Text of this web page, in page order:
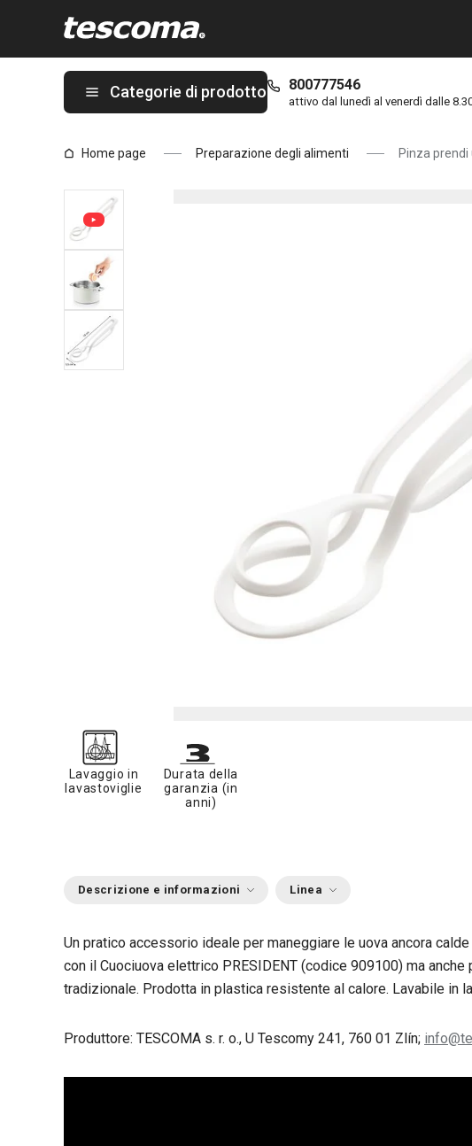
Categorie di prodotto 800777546
attivo dal lunedì al venerdì dalle
Home page Preparazione degli alimenti Pinza prendi
Lavaggio in
lavastoviglie
Durata della
garanzia (in
anni)
Descrizione e informazioni Linea
Un pratico accessorio ideale per maneggiare le uova ancora
con il Cuociuova elettrico PRESIDENT (codice 909100) ma anche
tradizionale. Prodotta in plastica resistente al calore. Lavabile in
Produttore: TESCOMA s. r. o., U Tescomy 241, 760 01 Zlín;